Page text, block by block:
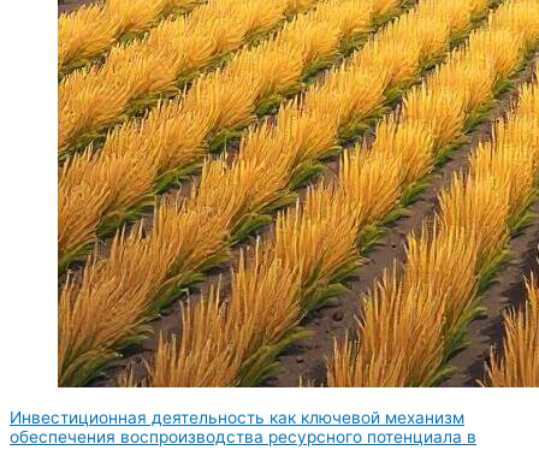
Инвестиционная деятельность как ключевой механизм
обеспечения воспроизводства ресурсного потенциала в